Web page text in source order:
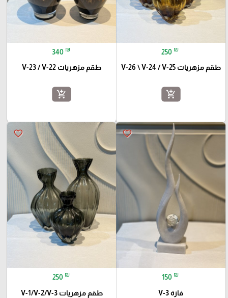
250 ₪
طقم مزهريات V-26 \ V-24 / V-25
add_shopping_cart
340 ₪
طقم مزهريات V-23 / V-22
add_shopping_cart
favorite_border
150 ₪
فازة V-3
favorite_border
250 ₪
طقم مزهريات V-1/V-2/V-3